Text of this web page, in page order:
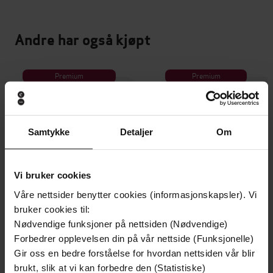
Samtykke Detaljer Om
Vi bruker cookies
Våre nettsider benytter cookies (informasjonskapsler). Vi
bruker cookies til:
Nødvendige funksjoner på nettsiden (Nødvendige)
Forbedrer opplevelsen din på vår nettside (Funksjonelle)
Gir oss en bedre forståelse for hvordan nettsiden vår blir
brukt, slik at vi kan forbedre den (Statistiske)
Andre har også kjøpt
Premium
199,-
Premium
Første gang på tilbud
349,-